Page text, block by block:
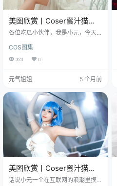
美图欣赏丨Coser蜜汁猫
裘:NO.008-尼禄睡裙[10P-
各位吃瓜小伙伴，我是小元，今天
点俏皮的版本，主题还是那只“美图
欣赏丨Coser蜜汁猫裘:NO.008-尼
直达 看到这串字就像点开了一个小
是一组可一次性读完的影像，但你
真正能记住的，是镜头里传出的那
种安静和可爱。 先聊标题本身。NO.
008像是一个小章节，10P的画…
COS图集
323 0
元气姐姐 5 个月前
美图欣赏丨Coser蜜汁猫
裘:NO.119-恰巴耶夫[103P-
话说小元一个在互联网的浪潮里摸